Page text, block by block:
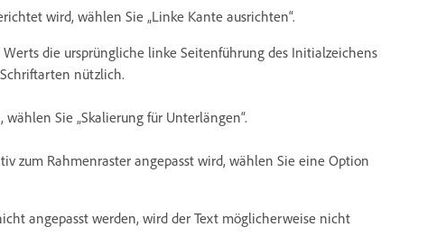
wird, wählen Sie „Linke Kante ausrichten“.
die ursprüngliche linke Seitenführung des Initialzeichens
nützlich.
Sie „Skalierung für Unterlängen“.
zum Rahmenraster angepasst wird, wählen Sie eine Option
angepasst werden, wird der Text möglicherweise nicht